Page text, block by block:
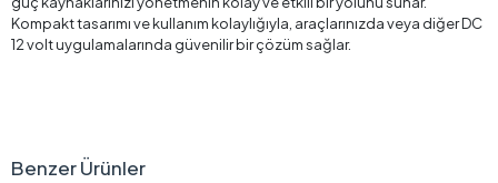
Kompakt tasarımı ve kullanım kolaylığıyla, araçlarınızda veya diğer DC
12 volt uygulamalarında güvenilir bir çözüm sağlar.
Benzer Ürünler